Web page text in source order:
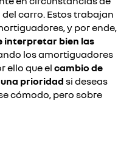
carro. Estos trabajan
y por ende,
interpretar bien las
los amortiguadores
ello que el cambio de
prioridad si deseas
cómodo, pero sobre